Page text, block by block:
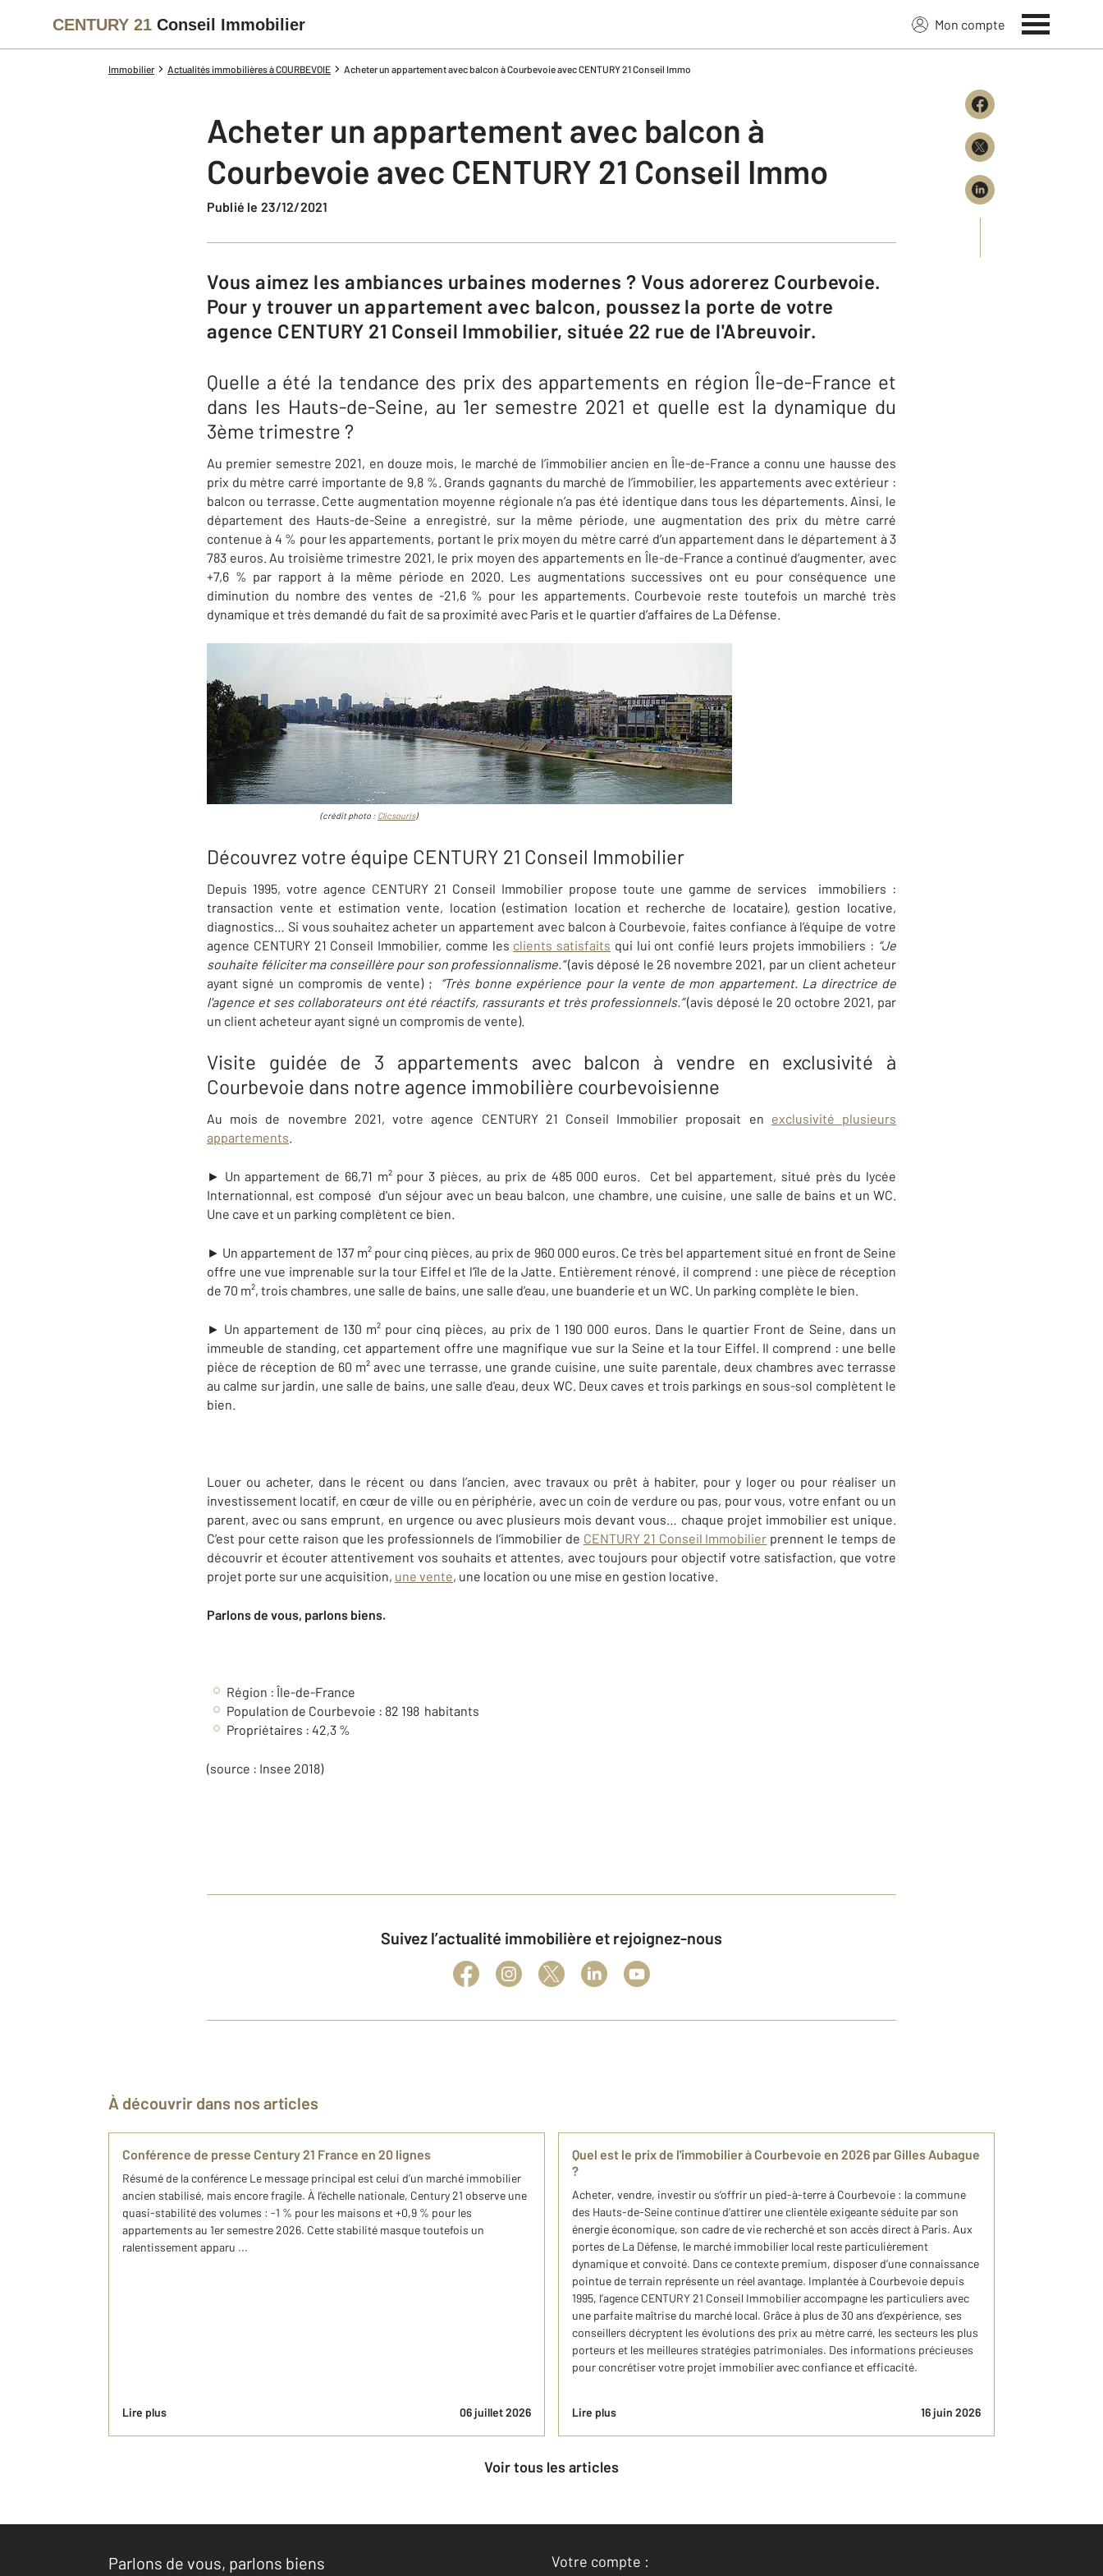
CENTURY 21 Conseil Immobilier Mon compte
Immobilier Actualités immobilières à COURBEVOIE Acheter un appartement avec balcon à Courbevoie avec CENTURY 21 Conseil Immo
Acheter un appartement avec balcon à
Courbevoie avec CENTURY 21 Conseil Immo
Publié le 23/12/2021
Vous aimez les ambiances urbaines modernes ? Vous adorerez Courbevoie.
Pour y trouver un appartement avec balcon, poussez la porte de votre
agence CENTURY 21 Conseil Immobilier, située 22 rue de l'Abreuvoir.
Quelle a été la tendance des prix des appartements en région Île-de-France et
dans les Hauts-de-Seine, au 1er semestre 2021 et quelle est la dynamique du
3ème trimestre ?
Au premier semestre 2021, en douze mois, le marché de l’immobilier ancien en Île-de-France a connu une hausse des
prix du mètre carré importante de 9,8 %. Grands gagnants du marché de l’immobilier, les appartements avec extérieur :
balcon ou terrasse. Cette augmentation moyenne régionale n’a pas été identique dans tous les départements. Ainsi, le
département des Hauts-de-Seine a enregistré, sur la même période, une augmentation des prix du mètre carré
contenue à 4 % pour les appartements, portant le prix moyen du mètre carré d’un appartement dans le département à 3
783 euros. Au troisième trimestre 2021, le prix moyen des appartements en Île-de-France a continué d’augmenter, avec
+7,6 % par rapport à la même période en 2020. Les augmentations successives ont eu pour conséquence une
diminution du nombre des ventes de -21,6 % pour les appartements. Courbevoie reste toutefois un marché très
dynamique et très demandé du fait de sa proximité avec Paris et le quartier d’affaires de La Défense.
(crédit photo : Clicsouris)
Découvrez votre équipe CENTURY 21 Conseil Immobilier
Depuis 1995, votre agence CENTURY 21 Conseil Immobilier propose toute une gamme de services immobiliers :
transaction vente et estimation vente, location (estimation location et recherche de locataire), gestion locative,
diagnostics… Si vous souhaitez acheter un appartement avec balcon à Courbevoie, faites confiance à l’équipe de votre
agence CENTURY 21 Conseil Immobilier, comme les clients satisfaits qui lui ont confié leurs projets immobiliers : “Je
souhaite féliciter ma conseillère pour son professionnalisme.”(avis déposé le 26 novembre 2021, par un client acheteur
ayant signé un compromis de vente) ; “Très bonne expérience pour la vente de mon appartement. La directrice de
l'agence et ses collaborateurs ont été réactifs, rassurants et très professionnels.”(avis déposé le 20 octobre 2021, par
un client acheteur ayant signé un compromis de vente).
Visite guidée de 3 appartements avec balcon à vendre en exclusivité à
Courbevoie dans notre agence immobilière courbevoisienne
Au mois de novembre 2021, votre agence CENTURY 21 Conseil Immobilier proposait en exclusivité plusieurs
appartements.
► Un appartement de 66,71 m² pour 3 pièces, au prix de 485 000 euros. Cet bel appartement, situé près du lycée
Internationnal, est composé d'un séjour avec un beau balcon, une chambre, une cuisine, une salle de bains et un WC.
Une cave et un parking complètent ce bien.
► Un appartement de 137 m² pour cinq pièces, au prix de 960 000 euros. Ce très bel appartement situé en front de Seine
offre une vue imprenable sur la tour Eiffel et l’île de la Jatte. Entièrement rénové, il comprend : une pièce de réception
de 70 m², trois chambres, une salle de bains, une salle d’eau, une buanderie et un WC. Un parking complète le bien.
► Un appartement de 130 m² pour cinq pièces, au prix de 1 190 000 euros. Dans le quartier Front de Seine, dans un
immeuble de standing, cet appartement offre une magnifique vue sur la Seine et la tour Eiffel. Il comprend : une belle
pièce de réception de 60 m² avec une terrasse, une grande cuisine, une suite parentale, deux chambres avec terrasse
au calme sur jardin, une salle de bains, une salle d'eau, deux WC. Deux caves et trois parkings en sous-sol complètent le
bien.
Louer ou acheter, dans le récent ou dans l’ancien, avec travaux ou prêt à habiter, pour y loger ou pour réaliser un
investissement locatif, en cœur de ville ou en périphérie, avec un coin de verdure ou pas, pour vous, votre enfant ou un
parent, avec ou sans emprunt, en urgence ou avec plusieurs mois devant vous… chaque projet immobilier est unique.
C’est pour cette raison que les professionnels de l’immobilier de CENTURY 21 Conseil Immobilier prennent le temps de
découvrir et écouter attentivement vos souhaits et attentes, avec toujours pour objectif votre satisfaction, que votre
projet porte sur une acquisition, une vente, une location ou une mise en gestion locative.
Parlons de vous, parlons biens.
Région : Île-de-France
Population de Courbevoie : 82 198 habitants
Propriétaires : 42,3 %
(source : Insee 2018)
Suivez l’actualité immobilière et rejoignez-nous
À découvrir dans nos articles
Conférence de presse Century 21 France en 20 lignes
Résumé de la conférence Le message principal est celui d’un marché immobilier
ancien stabilisé, mais encore fragile. À l’échelle nationale, Century 21 observe une
quasi-stabilité des volumes : -1 % pour les maisons et +0,9 % pour les
appartements au 1er semestre 2026. Cette stabilité masque toutefois un
ralentissement apparu ...
Lire plus 06 juillet 2026
Quel est le prix de l'immobilier à Courbevoie en 2026 par Gilles Aubague
?
Acheter, vendre, investir ou s’offrir un pied-à-terre à Courbevoie : la commune
des Hauts-de-Seine continue d’attirer une clientèle exigeante séduite par son
énergie économique, son cadre de vie recherché et son accès direct à Paris. Aux
portes de La Défense, le marché immobilier local reste particulièrement
dynamique et convoité. Dans ce contexte premium, disposer d’une connaissance
pointue de terrain représente un réel avantage. Implantée à Courbevoie depuis
1995, l’agence CENTURY 21 Conseil Immobilier accompagne les particuliers avec
une parfaite maîtrise du marché local. Grâce à plus de 30 ans d’expérience, ses
conseillers décryptent les évolutions des prix au mètre carré, les secteurs les plus
porteurs et les meilleures stratégies patrimoniales. Des informations précieuses
pour concrétiser votre projet immobilier avec confiance et efficacité.
Lire plus 16 juin 2026
Voir tous les articles
Parlons de vous, parlons biens Votre compte :